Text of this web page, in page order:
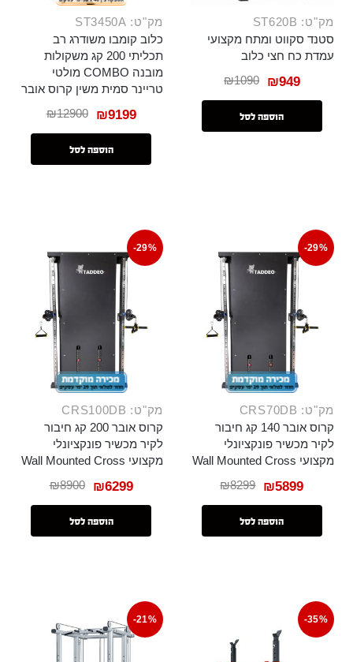
מק"ט: ST620B
סטנד סקווט ומתח מקצועי
עמדת כח חצי כלוב
₪1090 ₪949
הוספה לסל
מק"ט: ST3450A
כלוב קומבו משודרג רב
תכליתי 200 קג משקולות
מובנה COMBO מולטי
טריינר סמית משין קרוס אובר
₪12900 ₪9199
הוספה לסל
-29%
מק"ט: CRS70DB
קרוס אובר 140 קג חיבור
לקיר מכשיר פונקציונלי
מקצועי Wall Mounted Cross
₪8299 ₪5899
הוספה לסל
-29%
מק"ט: CRS100DB
קרוס אובר 200 קג חיבור
לקיר מכשיר פונקציונלי
מקצועי Wall Mounted Cross
₪8900 ₪6299
הוספה לסל
-35%
-21%